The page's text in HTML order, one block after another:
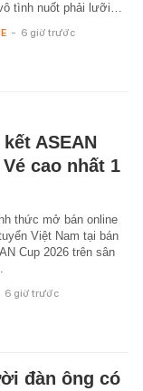
tình nuốt phải lưỡi…
- 6 giờ trước
ASEAN
cao nhất 1
thức mở bán online
Việt Nam tại bán
Cup 2026 trên sân
6 giờ trước
đàn ông có